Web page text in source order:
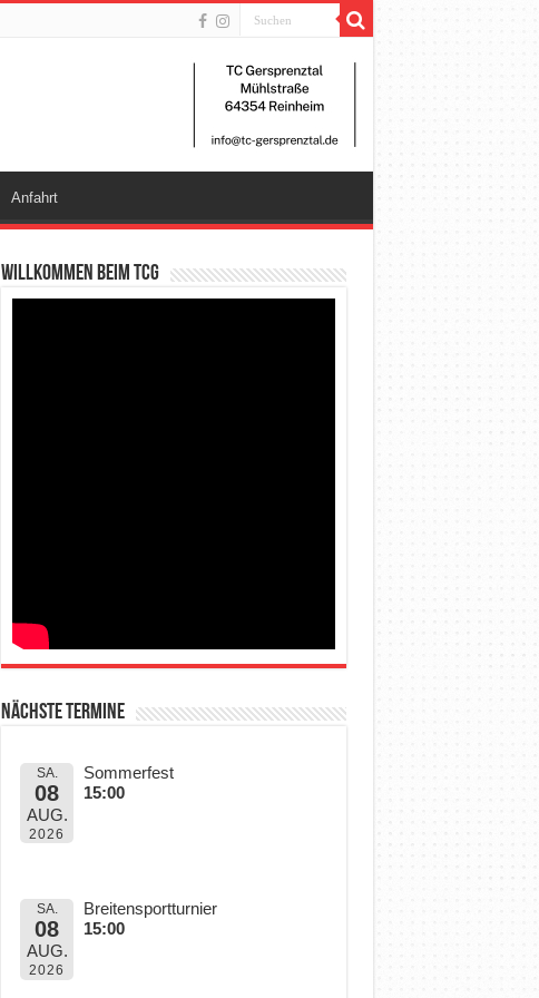
Anfahrt
Willkommen beim TCG
Nächste Termine
SA.
08
AUG.
2026
Sommerfest
15:00
SA.
08
AUG.
2026
Breitensportturnier
15:00